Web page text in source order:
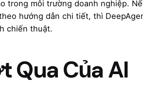
trong môi trường doanh nghiệp.
hướng dẫn chi tiết, thì
chiến thuật.
Qua Của AI